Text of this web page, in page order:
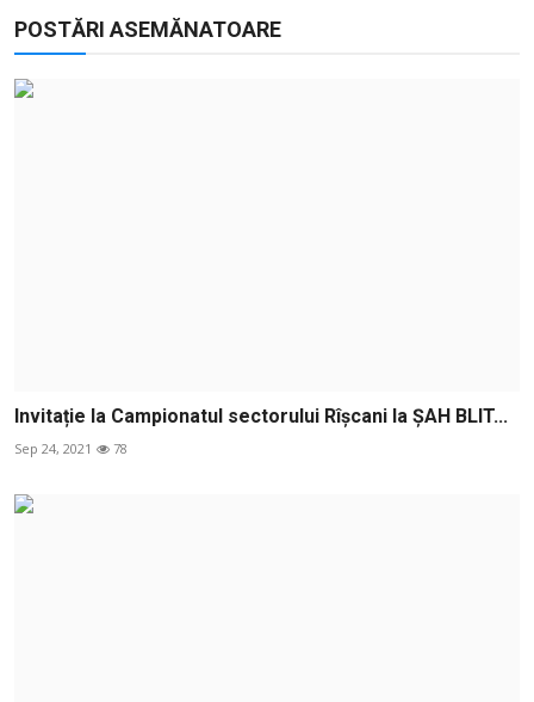
POSTĂRI ASEMĂNATOARE
Invitație la Campionatul sectorului Rîșcani la ȘAH BLIT...
Sep 24, 2021 78